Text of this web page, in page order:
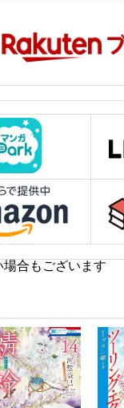
合もございます